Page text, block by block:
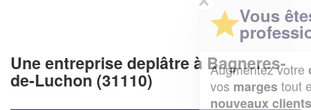
Une entreprise deplâtre à Bagneres-
de-Luchon (31110)
Vous êtes un
professionnel ?
Augmentez votre chiffre d'affaireset
vosmarges
tout en gagnant de